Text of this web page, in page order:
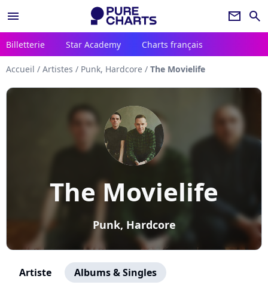
menu newsletter search
Billetterie Star Academy Charts français
Accueil / Artistes / Punk, Hardcore / The Movielife
The Movielife
Punk, Hardcore
Artiste Albums & Singles